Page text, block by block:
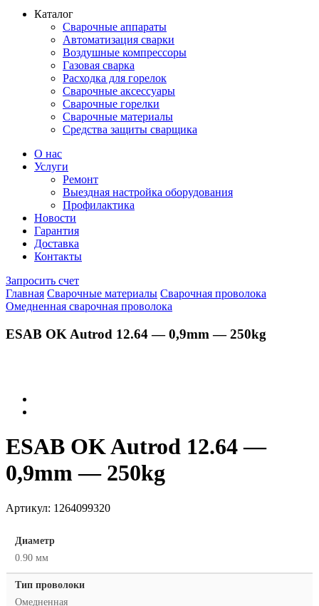
Каталог
Сварочные аппараты
Автоматизация сварки
Воздушные компрессоры
Газовая сварка
Расходка для горелок
Сварочные аксессуары
Сварочные горелки
Сварочные материалы
Средства защиты сварщика
О нас
Услуги
Ремонт
Выездная настройка оборудования
Профилактика
Новости
Гарантия
Доставка
Контакты
Запросить счет
Главная Сварочные материалы Сварочная проволока
Омедненная сварочная проволока
ESAB OK Autrod 12.64 — 0,9mm — 250kg
ESAB OK Autrod 12.64 —
0,9mm — 250kg
Артикул: 1264099320
Диаметр
0.90 мм
Тип проволоки
Омедненная